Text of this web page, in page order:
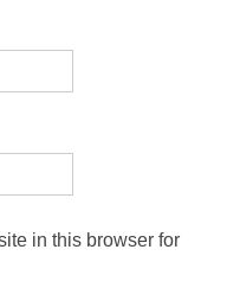
in this browser for